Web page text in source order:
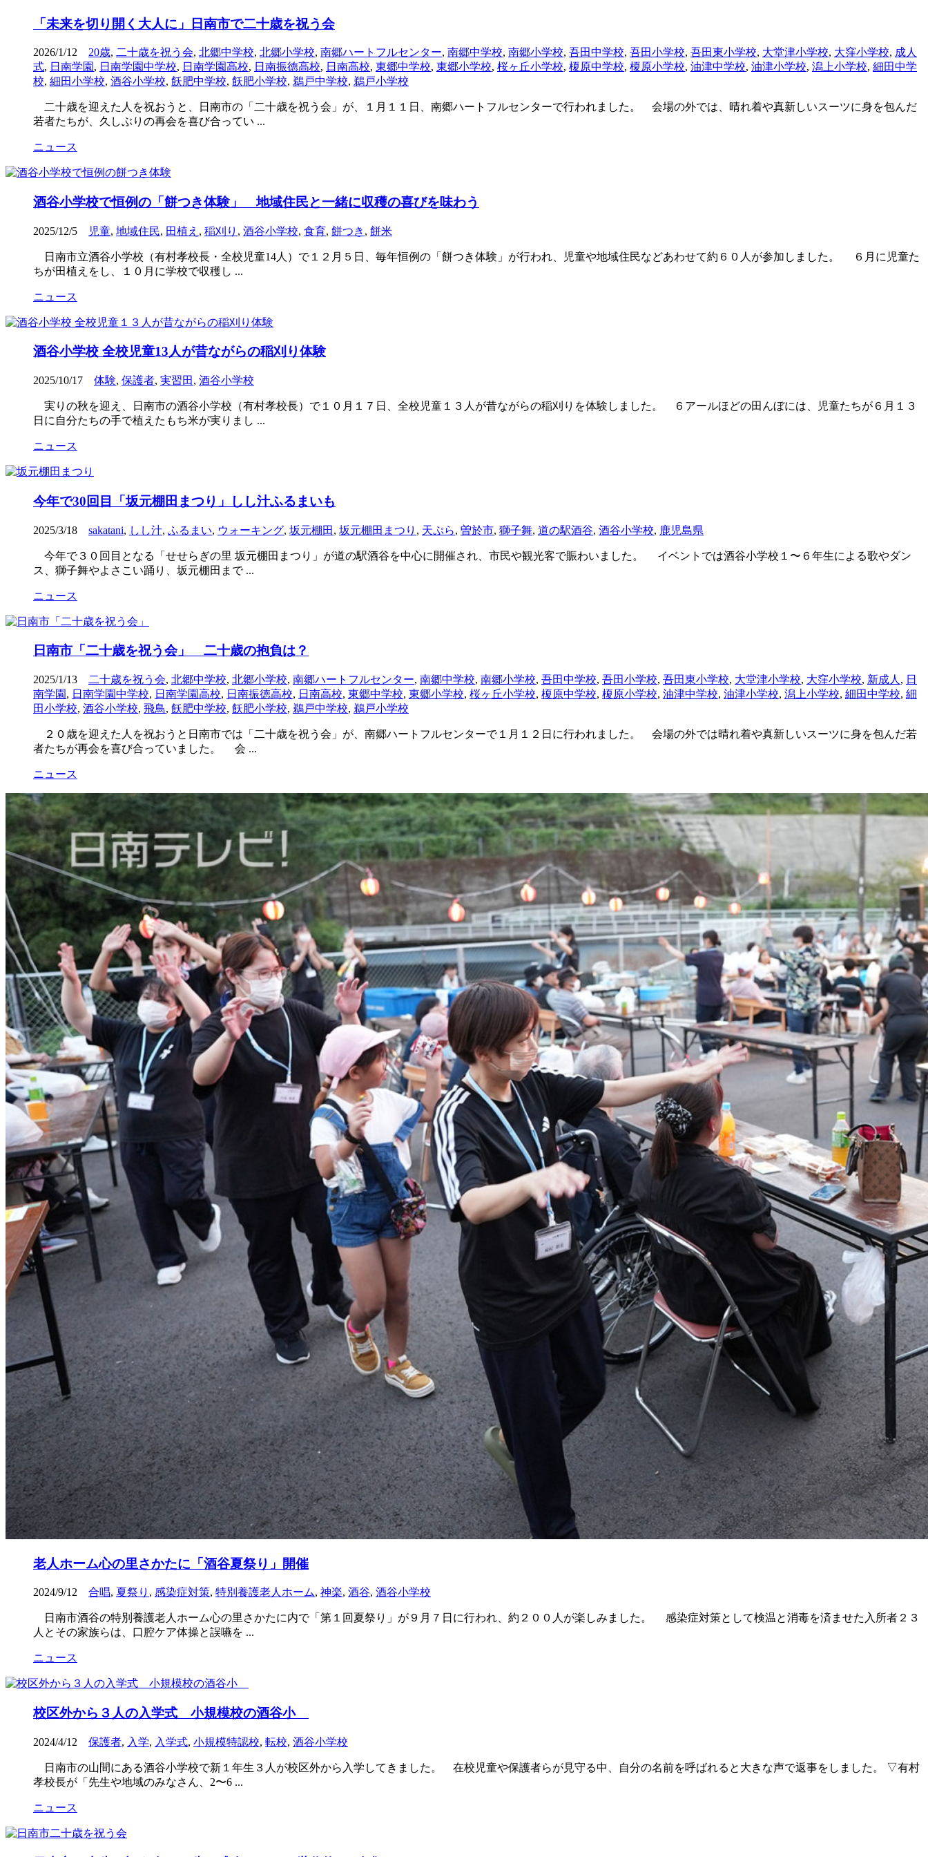
「未来を切り開く大人に」日南市で二十歳を祝う会
2026/1/12 20歳, 二十歳を祝う会, 北郷中学校, 北郷小学校, 南郷ハートフルセンター, 南郷中学校, 南郷小学校, 吾田中学校, 吾田小学校, 吾田東小学校, 大堂津小学校, 大窪小学校, 成人
式, 日南学園 , 日南学園中学校, 日南学園高校, 日南振徳高校, 日南高校, 東郷中学校, 東郷小学校, 桜ヶ丘小学校, 榎原中学校, 榎原小学校, 油津中学校, 油津小学校, 潟上小学校, 細田中学
校, 細田小学校, 酒谷小学校, 飫肥中学校, 飫肥小学校, 鵜戸中学校, 鵜戸小学校
二十歳を迎えた人を祝おうと、日南市の「二十歳を祝う会」が、１月１１日、南郷ハートフルセンターで行われました。 会場の外では、晴れ着や真新しいスーツに身を包んだ
若者たちが、久しぶりの再会を喜び合ってい ...
ニュース
酒谷小学校で恒例の「餅つき体験」 地域住民と一緒に収穫の喜びを味わう
2025/12/5 児童, 地域住民, 田植え , 稲刈り , 酒谷小学校, 食育, 餅つき , 餅米
日南市立酒谷小学校（有村孝校長・全校児童14人）で１２月５日、毎年恒例の「餅つき体験」が行われ、児童や地域住民などあわせて約６０人が参加しました。 ６月に児童た
ちが田植えをし、１０月に学校で収穫し ...
ニュース
酒谷小学校 全校児童13人が昔ながらの稲刈り体験
2025/10/17 体験, 保護者, 実習田 , 酒谷小学校
実りの秋を迎え、日南市の酒谷小学校（有村孝校長）で１０月１７日、全校児童１３人が昔ながらの稲刈りを体験しました。 ６アールほどの田んぼには、児童たちが６月１３
日に自分たちの手で植えたもち米が実りまし ...
ニュース
今年で30回目「坂元棚田まつり」しし汁ふるまいも
2025/3/18 sakatani, しし汁, ふるまい, ウォーキング, 坂元棚田 , 坂元棚田まつり , 天ぷら, 曽於市, 獅子舞, 道の駅酒谷, 酒谷小学校, 鹿児島県
今年で３０回目となる「せせらぎの里 坂元棚田まつり」が道の駅酒谷を中心に開催され、市民や観光客で賑わいました。 イベントでは酒谷小学校１〜６年生による歌やダン
ス、獅子舞やよさこい踊り、坂元棚田まで ...
ニュース
日南市「二十歳を祝う会」 二十歳の抱負は？
2025/1/13 二十歳を祝う会, 北郷中学校, 北郷小学校, 南郷ハートフルセンター, 南郷中学校, 南郷小学校, 吾田中学校, 吾田小学校, 吾田東小学校, 大堂津小学校, 大窪小学校, 新成人 , 日
南学園 , 日南学園中学校, 日南学園高校, 日南振徳高校, 日南高校, 東郷中学校, 東郷小学校, 桜ヶ丘小学校, 榎原中学校, 榎原小学校, 油津中学校, 油津小学校, 潟上小学校, 細田中学校, 細
田小学校, 酒谷小学校, 飛鳥, 飫肥中学校, 飫肥小学校, 鵜戸中学校, 鵜戸小学校
２０歳を迎えた人を祝おうと日南市では「二十歳を祝う会」が、南郷ハートフルセンターで１月１２日に行われました。 会場の外では晴れ着や真新しいスーツに身を包んだ若
者たちが再会を喜び合っていました。 会 ...
ニュース
老人ホーム心の里さかたに「酒谷夏祭り」開催
2024/9/12 合唱, 夏祭り , 感染症対策, 特別養護老人ホーム, 神楽, 酒谷, 酒谷小学校
日南市酒谷の特別養護老人ホーム心の里さかたに内で「第１回夏祭り」が９月７日に行われ、約２００人が楽しみました。 感染症対策として検温と消毒を済ませた入所者２３
人とその家族らは、口腔ケア体操と誤嚥を ...
ニュース
校区外から３人の入学式 小規模校の酒谷小
2024/4/12 保護者, 入学, 入学式, 小規模特認校, 転校, 酒谷小学校
日南市の山間にある酒谷小学校で新１年生３人が校区外から入学してきました。 在校児童や保護者らが見守る中、自分の名前を呼ばれると大きな声で返事をしました。 ▽有村
孝校長が「先生や地域のみなさん、2〜6 ...
ニュース